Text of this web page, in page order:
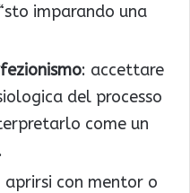
imparando una
: accettare
del processo
come un
aprirsi con mentor o